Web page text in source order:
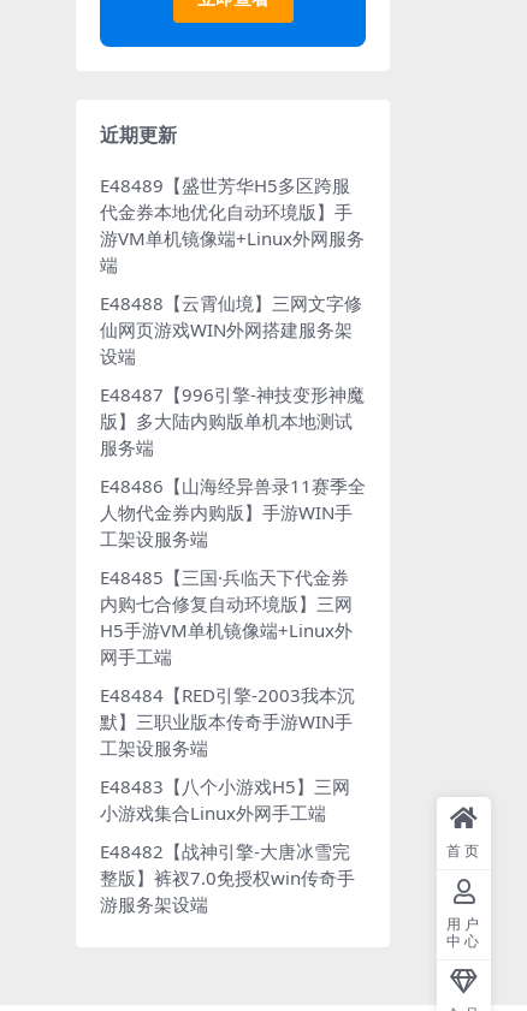
近期更新
E48489【盛世芳华H5多区跨服
代金券本地优化自动环境版】手
游VM单机镜像端+Linux外网服务
端
E48488【云霄仙境】三网文字修
仙网页游戏WIN外网搭建服务架
设端
E48487【996引擎-神技变形神魔
版】多大陆内购版单机本地测试
服务端
E48486【山海经异兽录11赛季全
人物代金券内购版】手游WIN手
工架设服务端
E48485【三国·兵临天下代金券
内购七合修复自动环境版】三网
H5手游VM单机镜像端+Linux外
网手工端
E48484【RED引擎-2003我本沉
默】三职业版本传奇手游WIN手
工架设服务端
E48483【八个小游戏H5】三网
小游戏集合Linux外网手工端
E48482【战神引擎-大唐冰雪完
整版】裤衩7.0免授权win传奇手
游服务架设端
首页
用户
中心